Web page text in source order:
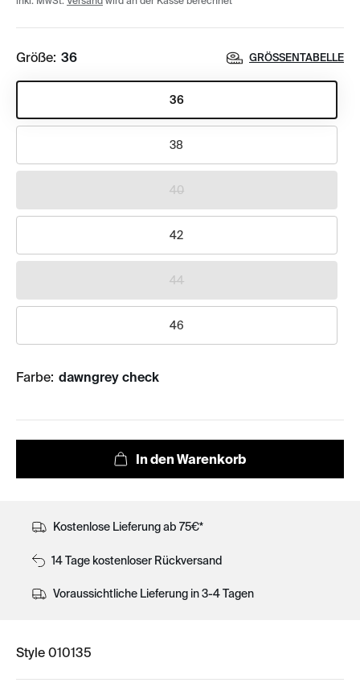
Größe: 36 GRÖSSENTABELLE
36
38
40
42
44
46
Farbe: dawngrey check
Kostenlose Lieferung ab 75€*
14 Tage kostenloser Rückversand
Voraussichtliche Lieferung in 3-4 Tagen
Style 010135